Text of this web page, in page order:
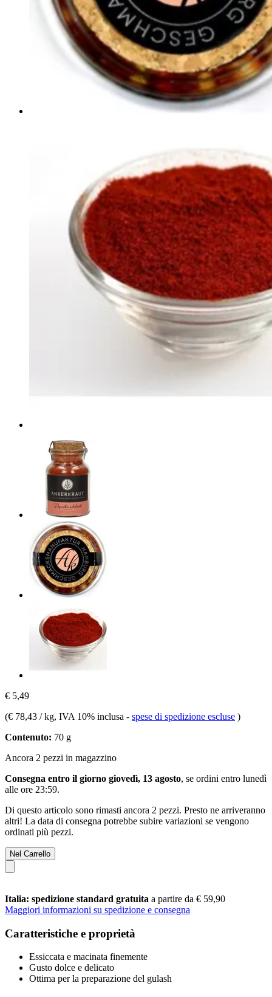
€ 5,49
(€ 78,43 / kg, IVA 10% inclusa - spese di spedizione escluse )
Contenuto: 70 g
Ancora 2 pezzi in magazzino
Consegna entro il giorno giovedì, 13 agosto, se ordini entro lunedì
alle ore 23:59.
Di questo articolo sono rimasti ancora 2 pezzi. Presto ne arriveranno
altri! La data di consegna potrebbe subire variazioni se vengono
ordinati più pezzi.
Nel Carrello
Italia: spedizione standard gratuita a partire da € 59,90
Maggiori informazioni su spedizione e consegna
Caratteristiche e proprietà
Essiccata e macinata finemente
Gusto dolce e delicato
Ottima per la preparazione del gulash